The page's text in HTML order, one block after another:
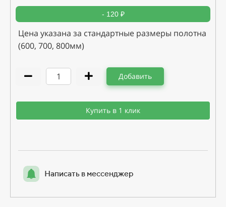
- 120 ₽
Цена указана за стандартные размеры полотна
(600, 700, 800мм)
Добавить
Купить в 1 клик
Написать в мессенджер